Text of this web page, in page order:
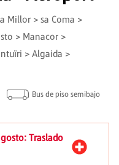
Millor > sa Coma >
> Manacor >
> Algaida >
Bus de piso semibajo
Traslado